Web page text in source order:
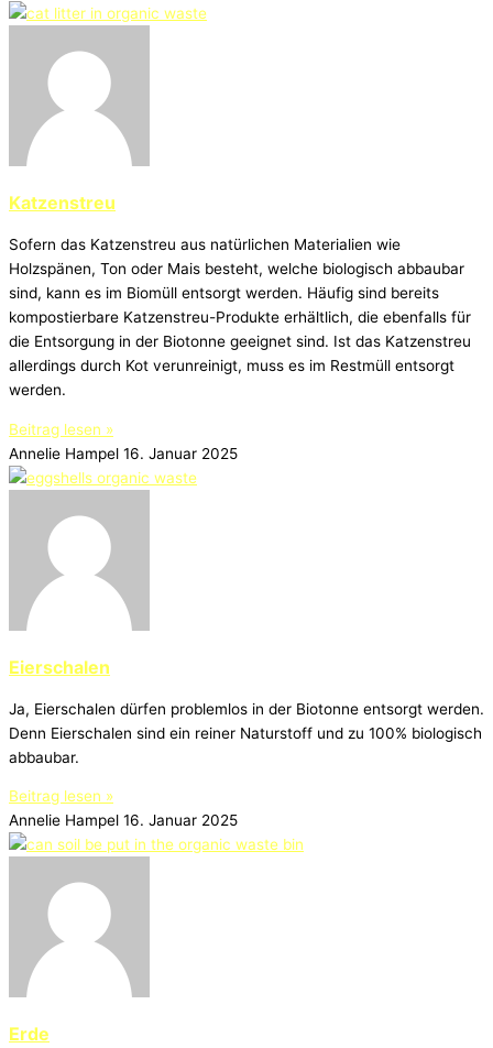
Katzenstreu
Sofern das Katzenstreu aus natürlichen Materialien wie
Holzspänen, Ton oder Mais besteht, welche biologisch abbaubar
sind, kann es im Biomüll entsorgt werden. Häufig sind bereits
kompostierbare Katzenstreu-Produkte erhältlich, die ebenfalls für
die Entsorgung in der Biotonne geeignet sind. Ist das Katzenstreu
allerdings durch Kot verunreinigt, muss es im Restmüll entsorgt
werden.
Beitrag lesen »
Annelie Hampel 16. Januar 2025
Eierschalen
Ja, Eierschalen dürfen problemlos in der Biotonne entsorgt werden.
Denn Eierschalen sind ein reiner Naturstoff und zu 100% biologisch
abbaubar.
Beitrag lesen »
Annelie Hampel 16. Januar 2025
Erde